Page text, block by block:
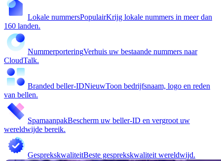
Lokale nummersPopulairKrijg lokale nummers in meer dan
160 landen.
NummerporteringVerhuis uw bestaande nummers naar
CloudTalk.
Branded beller-IDNieuwToon bedrijfsnaam, logo en reden
van bellen.
SpamaanpakBescherm uw beller-ID en vergroot uw
wereldwijde bereik.
GesprekskwaliteitBeste gesprekskwaliteit wereldwijd.